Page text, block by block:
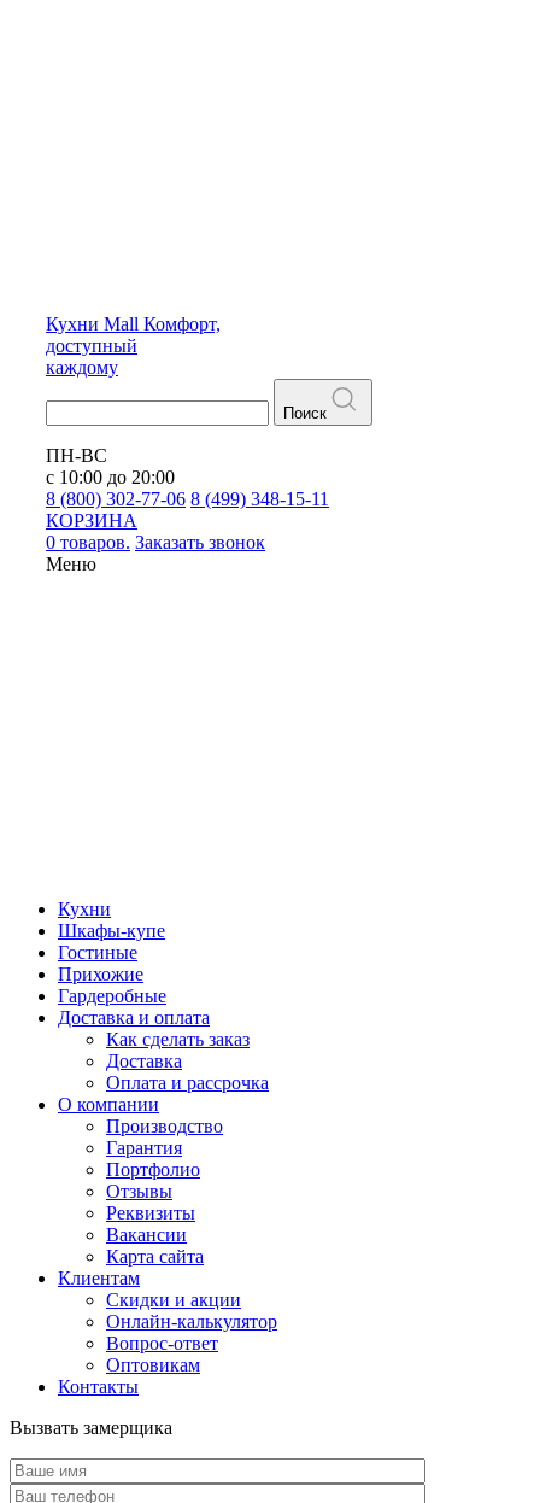
Кухни Mall Комфорт,
доступный
каждому
Поиск
ПН-ВС
с 10:00 до 20:00
8 (800) 302-77-06 8 (499) 348-15-11
КОРЗИНА
0 товаров. Заказать звонок
Меню
Кухни
Шкафы-купе
Гостиные
Прихожие
Гардеробные
Доставка и оплата
Как сделать заказ
Доставка
Оплата и рассрочка
О компании
Производство
Гарантия
Портфолио
Отзывы
Реквизиты
Вакансии
Карта сайта
Клиентам
Скидки и акции
Онлайн-калькулятор
Вопрос-ответ
Оптовикам
Контакты
Вызвать замерщика